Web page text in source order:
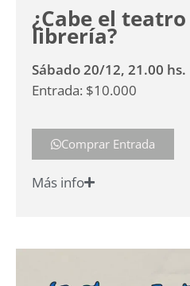
¿Cabe el
librería?
Sábado 20/12, 21.00 hs.
Entrada: $10.000
Comprar Entrada
Más info